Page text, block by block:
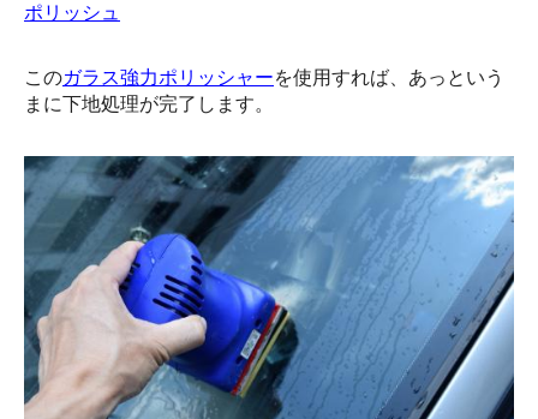
ポリッシュ
このガラス強力ポリッシャーを使用すれば、あっという
まに下地処理が完了します。